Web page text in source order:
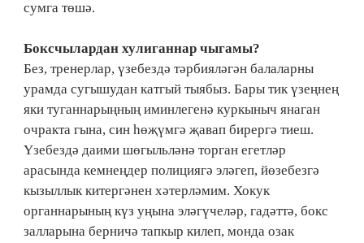
сумга төшә.
Боксчылардан хулиганнар чыгамы?
Без, тренерлар, үзебездә тәрбияләгән балаларны
урамда сугышудан катгый тыябыз. Бары тик үзеңнең
яки туганнарыңның иминлегенә куркыныч янаган
очракта гына, син һөҗүмгә җавап бирергә тиеш.
Үзебездә даими шөгыльләнә торган егетләр
арасында кемнеңдер полициягә эләгеп, йөзебезгә
кызыллык китергәнен хәтерләмим. Хокук
органнарының күз уңына эләгүчеләр, гадәттә, бокс
залларына берничә тапкыр килеп, монда озак